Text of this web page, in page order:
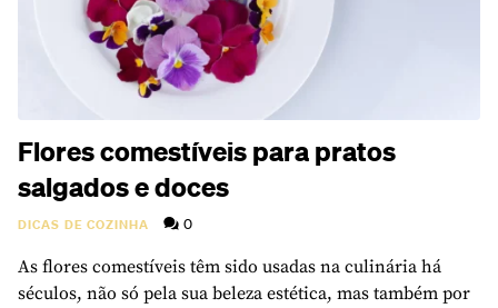
Flores comestíveis para pratos
salgados e doces
DICAS DE COZINHA 0
As flores comestíveis têm sido usadas na culinária há
séculos, não só pela sua beleza estética, mas também por